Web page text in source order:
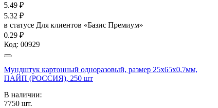
5.49 ₽
5.32 ₽
в статусе Для клиентов «Базис Премиум»
0.29 ₽
Код: 00929
Мундштук картонный одноразовый, размер 25х65х0,7мм,
ПАЙП (РОССИЯ), 250 шт
В наличии:
7750 шт.